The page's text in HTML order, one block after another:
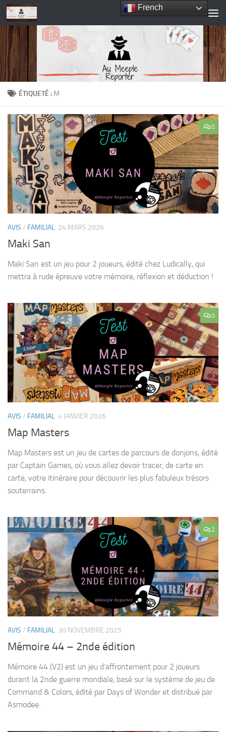
Skip to content
ÉTIQUETÉ : M
0
AVIS / FAMILIAL 24 MARS 2026
Maki San
Maki San est un jeu pour 2 joueurs, édité chez Ludically, qui
mettra à rude épreuve votre mémoire, réflexion et déduction !
0
AVIS / FAMILIAL 4 JANVIER 2026
Map Masters
Map Masters est un jeu de cartes de parcours de donjons, édité
par Captain Games, où vous allez devoir tracer, de carte en
carte, votre itinéraire pour découvrir les plus fabuleux trésors
souterrains.
2
AVIS / FAMILIAL 30 NOVEMBRE 2025
Mémoire 44 – 2nde édition
Mémoire 44 (V2) est un jeu d’affrontement pour 2 joueurs
durant la 2nde guerre mondiale, basé sur le système de jeu de
Command & Colors, édité par Days of Wonder et distribué par
Asmodee.
French